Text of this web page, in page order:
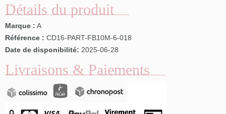
Détails du produit
Marque : A
Référence : CD16-PART-FB10M-6-018
Date de disponibilité: 2025-06-28
Livraisons & Paiements